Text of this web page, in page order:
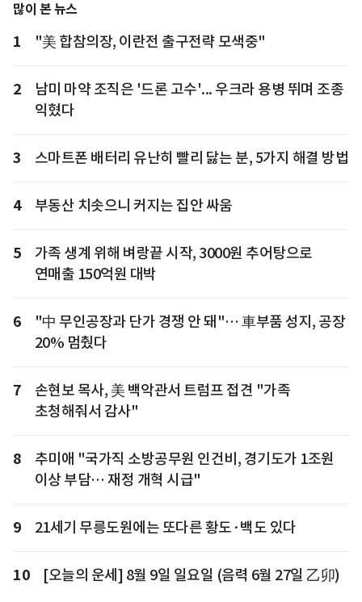
많이 본 뉴스
1 "美 합참의장, 이란전 출구전략 모색중"
2
남미 마약 조직은 '드론 고수'... 우크라 용병 뛰며 조종
익혔다
3 스마트폰 배터리 유난히 빨리 닳는 분, 5가지 해결 방법
4 부동산 치솟으니 커지는 집안 싸움
5
가족 생계 위해 벼랑끝 시작, 3000원 추어탕으로
연매출 150억원 대박
6
"中 무인공장과 단가 경쟁 안 돼"… 車부품 성지, 공장
20% 멈췄다
7
손현보 목사, 美 백악관서 트럼프 접견 "가족
초청해줘서 감사"
8
추미애 "국가직 소방공무원 인건비, 경기도가 1조원
이상 부담… 재정 개혁 시급"
9 21세기 무릉도원에는 또다른 황도·백도 있다
10 [오늘의 운세] 8월 9일 일요일 (음력 6월 27일 乙卯)